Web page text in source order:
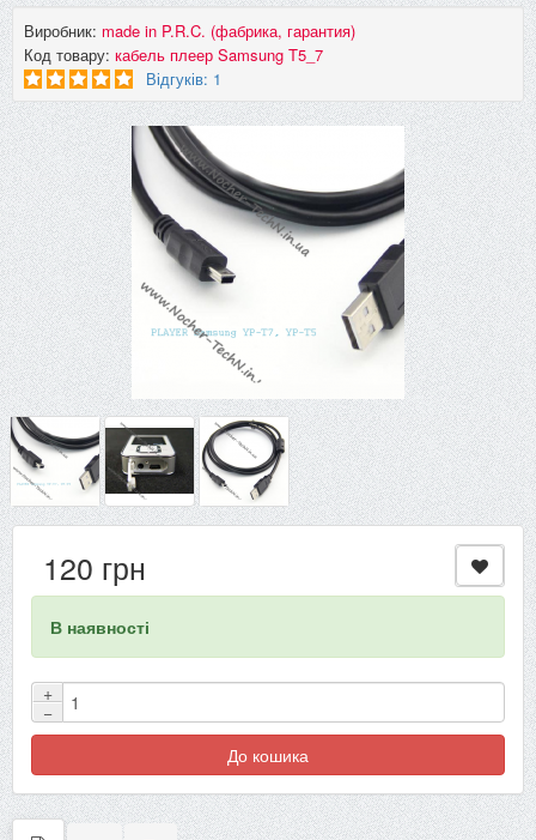
Виробник: made in P.R.C. (фабрика, гарантия)
Код товару: кабель плеер Samsung T5_7
Відгуків: 1
120 грн
В наявності
+
−
До кошика